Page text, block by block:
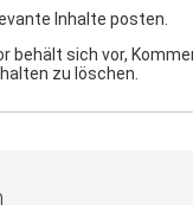
Inhalte posten.
behält sich vor,
zu löschen.